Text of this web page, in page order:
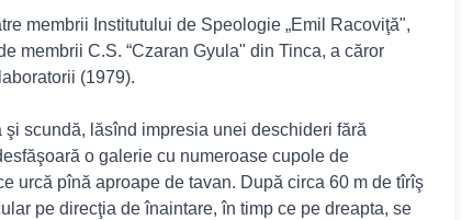
membrii Institutului de Speologie „Emil Racoviţă",
membrii C.S. “Czaran Gyula" din Tinca, a căror
(1979).
şi scundă, lăsînd impresia unei deschideri fără
o galerie cu numeroase cupole de
urcă pînă aproape de tavan. După circa 60 m de tîrîş
pe direcţia de înaintare, în timp ce pe dreapta, se